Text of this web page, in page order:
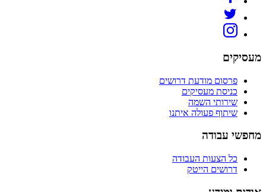
מעסיקים
פרסום מודעת דרושים
כניסת מעסיקים
שירותי השמה
שיתוף פעולה איתנו
מחפשי עבודה
כל הצעות העבודה
דרושים הייטק